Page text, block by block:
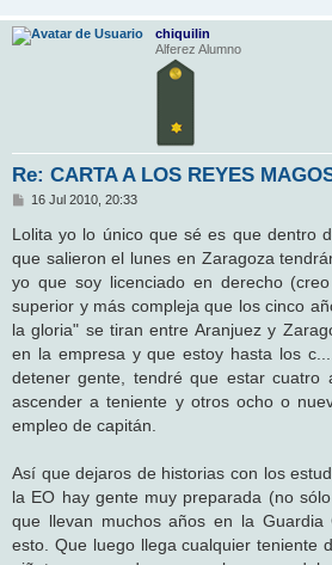
chiquilin
Alferez Alumno
Re: CARTA A LOS REYES
M
n
a
e
16 Jul 2010, 20:33
Lolita yo lo único que sé es que dentro
que salieron el lunes en Zaragoza
yo que soy licenciado en derecho
superior y más compleja que los cinco
la gloria" se tiran entre Aranjuez y
en la empresa y que estoy hasta los
detener gente, tendré que estar cuatro
ascender a teniente y otros ocho o
empleo de capitán.
Así que dejaros de historias con los
la EO hay gente muy preparada (no
que llevan muchos años en la
esto. Que luego llega cualquier teniente